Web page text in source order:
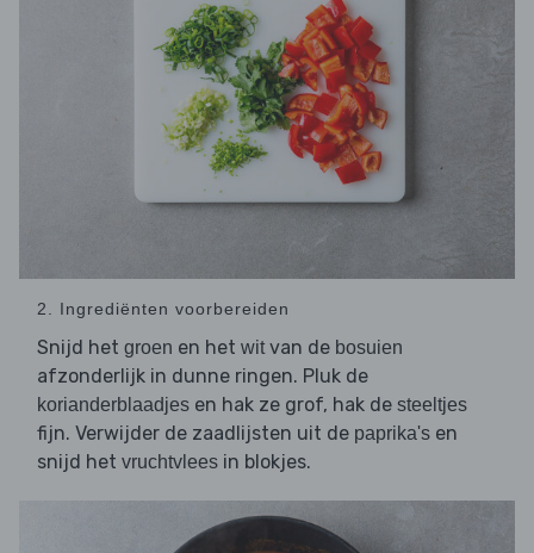
2. Ingrediënten voorbereiden
Snijd het groen en het witvan de bosuien
afzonderlijk in dunne ringen. Pluk de
korianderblaadjes en hak ze grof, hak de steeltjes
fijn. Verwijder de zaadlijsten uit de paprika's en
snijd het vruchtvlees in blokjes.